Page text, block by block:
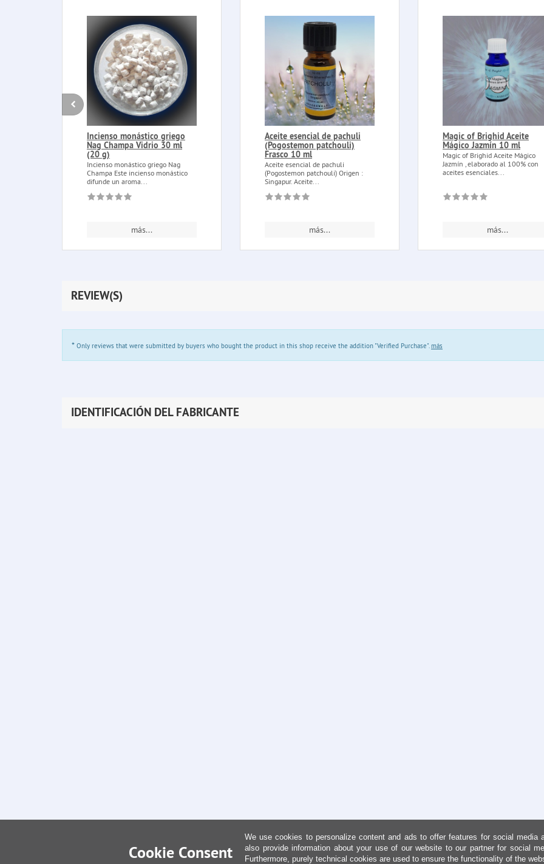
Incienso monástico griego
Nag Champa Vidrio 30 ml
(20 g)
Incienso monástico griego Nag
Champa Este incienso monástico
difunde un aroma...
más...
Aceite esencial de pachuli
(Pogostemon patchouli)
Frasco 10 ml
Aceite esencial de pachuli
(Pogostemon patchouli) Origen :
Singapur. Aceite...
más...
Magic of Brighid Aceite
Mágico Jazmín 10 ml
Magic of Brighid Aceite Mágico
Jazmín , elaborado al 100% con
aceites esenciales...
más...
REVIEW(S)
* Only reviews that were submitted by buyers who bought the product in this shop receive the addition "Verified Purchase".más
IDENTIFICACIÓN DEL FABRICANTE
Cookie Consent
We use cookies to personalize content and ads to offer features for social media
also provide information about your use of our website to our partner for social
Furthermore, purely technical cookies are used to ensure the functionality of the